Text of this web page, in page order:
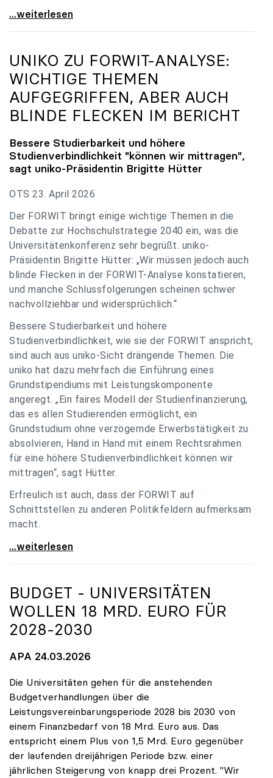
uniko zu Budgetverhandlungen: Universitäten sind
...weiterlesen
UNIKO ZU FORWIT-ANALYSE:
WICHTIGE THEMEN
AUFGEGRIFFEN, ABER AUCH
BLINDE FLECKEN IM BERICHT
Bessere Studierbarkeit und höhere
Studienverbindlichkeit "können wir mittragen",
sagt uniko-Präsidentin Brigitte Hütter
OTS 23. April 2026
Der FORWIT bringt einige wichtige Themen in die
Debatte zur Hochschulstrategie 2040 ein, was die
Universitätenkonferenz sehr begrüßt. uniko-
Präsidentin Brigitte Hütter: „Wir müssen jedoch auch
blinde Flecken in der FORWIT-Analyse konstatieren,
und manche Schlussfolgerungen scheinen schwer
nachvollziehbar und widersprüchlich.“
Bessere Studierbarkeit und höhere
Studienverbindlichkeit, wie sie der FORWIT anspricht,
sind auch aus uniko-Sicht drängende Themen. Die
uniko hat dazu mehrfach die Einführung eines
Grundstipendiums mit Leistungskomponente
angeregt. „Ein faires Modell der Studienfinanzierung,
das es allen Studierenden ermöglicht, ein
Grundstudium ohne verzögernde Erwerbstätigkeit zu
absolvieren, Hand in Hand mit einem Rechtsrahmen
für eine höhere Studienverbindlichkeit können wir
mittragen“, sagt Hütter.
Erfreulich ist auch, dass der FORWIT auf
Schnittstellen zu anderen Politikfeldern aufmerksam
macht.
uniko zu FORWIT-Analyse: Wichtige Themen
...weiterlesen
BUDGET - UNIVERSITÄTEN
WOLLEN 18 MRD. EURO FÜR
2028-2030
APA 24.03.2026
Die Universitäten gehen für die anstehenden
Budgetverhandlungen über die
Leistungsvereinbarungsperiode 2028 bis 2030 von
einem Finanzbedarf von 18 Mrd. Euro aus. Das
entspricht einem Plus von 1,5 Mrd. Euro gegenüber
der laufenden dreijährigen Periode bzw. einer
jährlichen Steigerung von knapp drei Prozent. "Wir